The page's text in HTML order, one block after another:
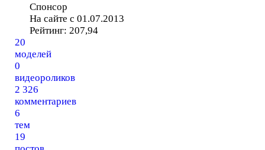
Спонсор
На сайте с 01.07.2013
Рейтинг: 207,94
20
моделей
0
видеороликов
2 326
комментариев
6
тем
19